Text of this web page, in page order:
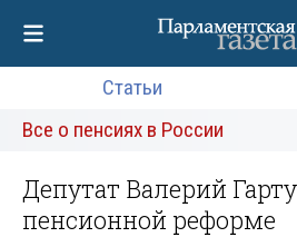
Статьи
Все о пенсиях в России
Депутат Валерий
пенсионной реформе